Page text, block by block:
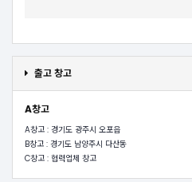
출고 창고
A창고
A창고 : 경기도 광주시 오포읍
B창고 : 경기도 남양주시 다산동
C창고 : 협력업체 창고